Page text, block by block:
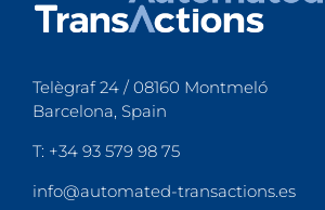
Telègraf 24 / 08160 Montmeló
Barcelona, Spain
T: +34 93 579 98 75
info@automated-transactions.es